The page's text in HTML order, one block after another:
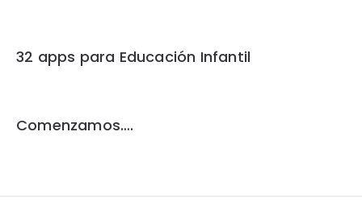
32 apps para Educación Infantil
Comenzamos….